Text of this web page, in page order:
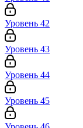
Уровень 42
Уровень 43
Уровень 44
Уровень 45